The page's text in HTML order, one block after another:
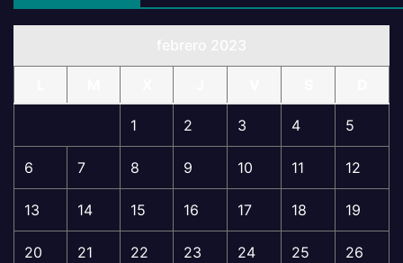
1 2 3 4 5
6 7 8 9 10 11 12
13 14 15 16 17 18 19
20 21 22 23 24 25 26